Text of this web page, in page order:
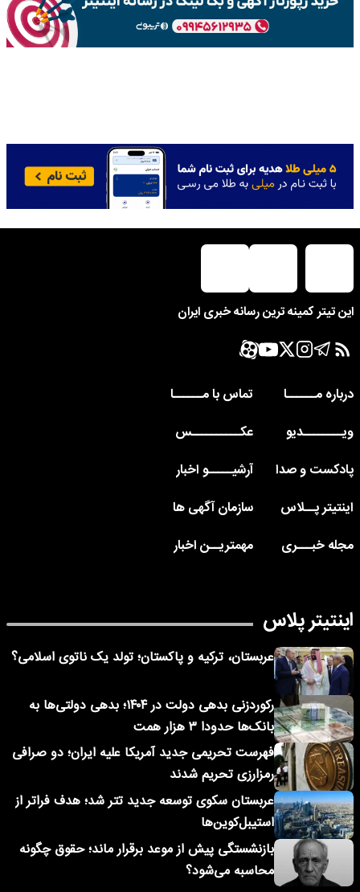
این تیتر کمینه ترین رسانه خبری ایران
درباره مــــــا
تماس با مــــــا
ویــــــــدیو
عکــــــــــس
پادکست و صدا
آرشیـــــو اخبار
اینتیتر پــلاس
سازمان آگهی ها
مجله خبـــری
مهمتریــن اخبار
اینتیتر پلاس
عربستان، ترکیه و پاکستان؛ تولد یک ناتوی اسلامی؟
رکوردزنی بدهی دولت در ۱۴۰۴؛ بدهی دولتی‌ها به
بانک‌ها حدودا ۳ هزار همت
فهرست تحریمی جدید آمریکا علیه ایران؛ دو صرافی
رمزارزی تحریم شدند
عربستان سکوی توسعه جدید تتر شد؛ هدف فراتر از
استیبل‌کوین‌ها
بازنشستگی پیش از موعد برقرار ماند؛ حقوق چگونه
محاسبه می‌شود؟